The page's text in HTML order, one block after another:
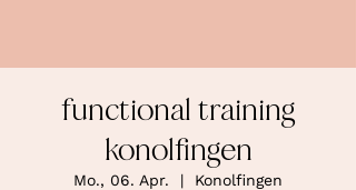
functional training
konolfingen
Mo., 06. Apr.
  |
Konolfingen